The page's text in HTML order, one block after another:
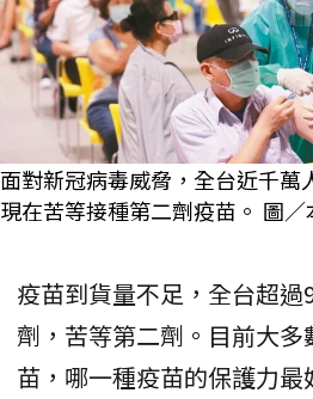
面對新冠病毒威脅，全台近千萬
現在苦等接種第二劑疫苗。 圖／
疫苗到貨量不足，全台超
劑，苦等第二劑。目前大
苗，哪一種疫苗的保護力